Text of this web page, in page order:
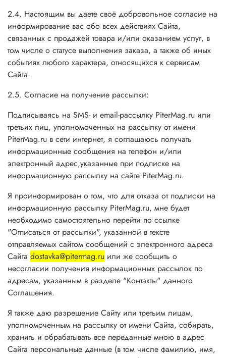
2.4. Настоящим вы даете своё добровольное согласие на
информирование вас обо всех действиях Сайта,
связанных с продажей товара и/или оказанием услуг, в
том числе о статусе выполнения заказа, а также об иных
событиях любого характера, относящихся к сервисам
Сайта.
2.5. Согласие на получение рассылки:
Подписываясь на SMS- и email-рассылку PiterMag.ru или
третьих лиц, уполномоченных на рассылку от имени
PiterMag.ru в сети интернет, я соглашаюсь получать
информационные сообщения на телефон и/или
электронный адрес,указанные при подписке на
информационную рассылку на сайте PiterMag.ru.
Я проинформирован о том, что для отказа от подписки на
информационную рассылку PiterMag.ru, мне будет
необходимо самостоятельно перейти по ссылке
"Отписаться от рассылки", указанной в тексте
отправляемых сайтом сообщений с электронного адреса
Сайта dostavka@pitermag.ru или же сообщить о
несогласии получения информационных рассылок по
адресам, указанным в разделе "Контакты" данного
Соглашения.
Я также даю разрешение Сайту или третьим лицам,
уполномоченным на рассылку от имени Сайта, собирать,
хранить и обрабатывать все переданные мною в адрес
Сайта персональные данные (в том числе фамилию, имя,